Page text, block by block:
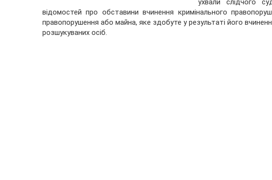
ухвали слідчого
відомостей про обставини вчинення кримінального
правопорушення або майна, яке здобуте у результаті його
розшукуваних осіб.